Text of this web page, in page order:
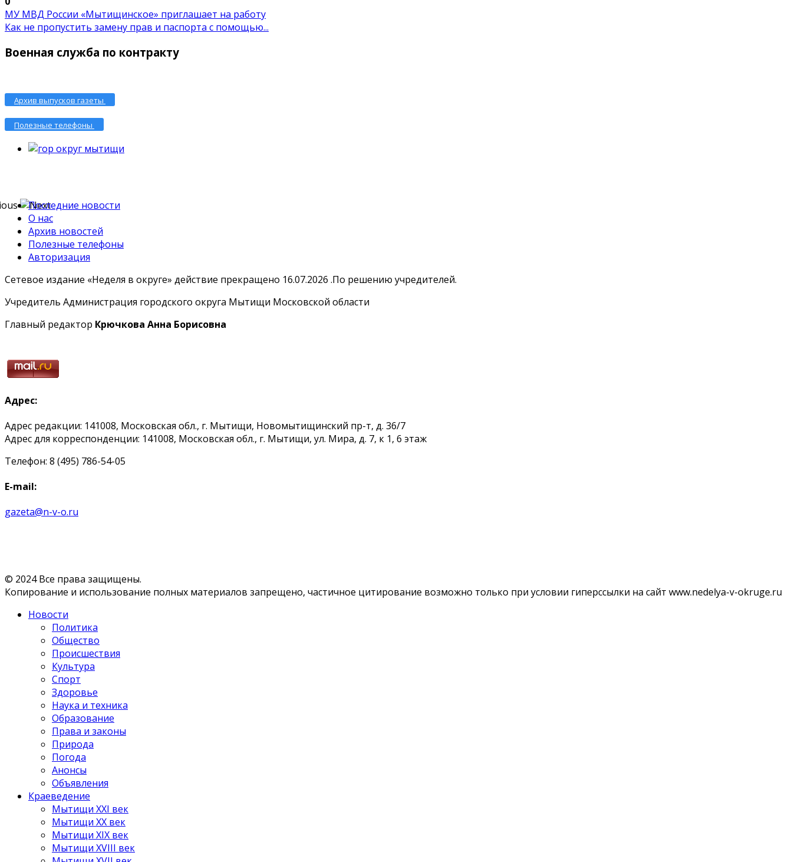
МУ МВД России «Мытищинское» приглашает на работу
Как не пропустить замену прав и паспорта с помощью...
Военная служба по контракту
Архив выпусков газеты
Полезные телефоны
Последние новости
О нас
Архив новостей
Полезные телефоны
Авторизация
Сетевое издание «Неделя в округе» действие прекращено 16.07.2026 .По решению учредителей.
Учредитель Администрация городского округа Мытищи Московской области
Главный редактор Крючкова Анна Борисовна
Адрес:
Адрес редакции: 141008, Московская обл., г. Мытищи, Новомытищинский пр-т, д. 36/7
Адрес для корреспонденции: 141008, Московская обл., г. Мытищи, ул. Мира, д. 7, к 1, 6 этаж
Телефон: 8 (495) 786-54-05
E-mail:
gazeta@n-v-o.ru
© 2024 Все права защищены.
Копирование и использование полных материалов запрещено, частичное цитирование возможно только при условии гиперссылки на сайт www.nedelya-v-okruge.ru
Новости
Политика
Общество
Происшествия
Культура
Спорт
Здоровье
Наука и техника
Образование
Права и законы
Природа
Погода
Анонсы
Объявления
Краеведение
Мытищи XXI век
Мытищи XX век
Мытищи XIX век
Мытищи XVIII век